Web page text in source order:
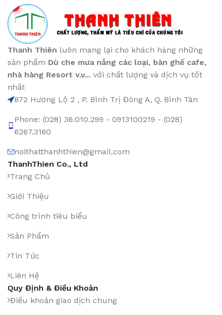
Thanh Thiên luôn mang lại cho khách hàng những
sản phẩm Dù che mưa nắng các loại, bàn ghế cafe,
nhà hàng Resort v.v... với chất lượng và dịch vụ tốt
nhất
872 Hương Lộ 2 , P. Bình Trị Đông A, Q. Bình Tân
Phone: (028) 36.010.299 - 0913100219 - (028)
6267.3160
noithatthanhthien@gmail.com
ThanhThien Co., Ltd
Trang Chủ
Giới Thiệu
Công trình tiêu biểu
Sản Phẩm
Tin Tức
Liên Hệ
Quy Định & Điều Khoản
Điều khoản giao dịch chung